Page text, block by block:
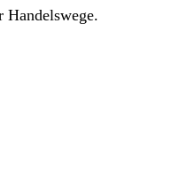
Handelswege.